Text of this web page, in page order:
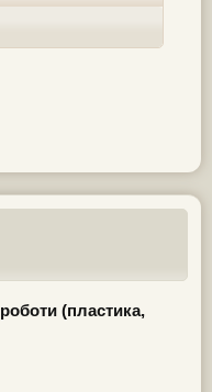
(пластика,